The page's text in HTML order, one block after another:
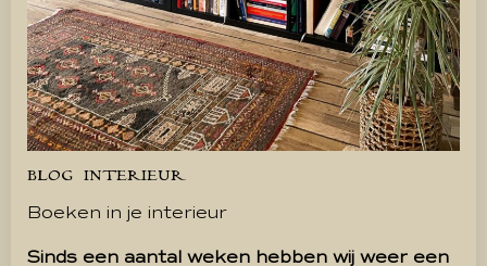
BLOG INTERIEUR
Boeken in je interieur
Sinds een aantal weken hebben wij weer een